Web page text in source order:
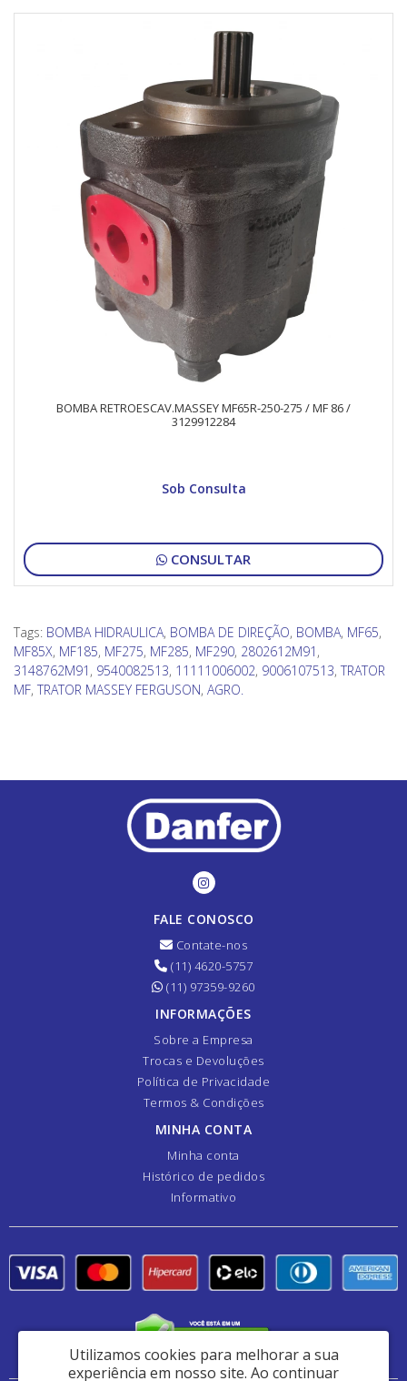
BOMBA RETROESCAV.MASSEY MF65R-250-275 / MF 86 /
3129912284
Sob Consulta
CONSULTAR
Tags: BOMBA HIDRAULICA, BOMBA DE DIREÇÃO, BOMBA, MF65,
MF85X, MF185, MF275, MF285, MF290, 2802612M91 ,
3148762M91 , 9540082513, 11111006002, 9006107513, TRATOR
MF, TRATOR MASSEY FERGUSON, AGRO.
FALE CONOSCO
Contate-nos
(11) 4620-5757
(11) 97359-9260
INFORMAÇÕES
Sobre a Empresa
Trocas e Devoluções
Política de Privacidade
Termos & Condições
MINHA CONTA
Minha conta
Histórico de pedidos
Informativo
Utilizamos cookies para melhorar a sua
experiência em nosso site. Ao continuar